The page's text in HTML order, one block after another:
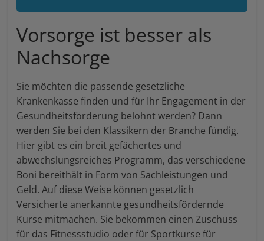
Vorsorge ist besser als
Nachsorge
Sie möchten die passende gesetzliche
Krankenkasse finden und für Ihr Engagement in der
Gesundheitsförderung belohnt werden? Dann
werden Sie bei den Klassikern der Branche fündig.
Hier gibt es ein breit gefächertes und
abwechslungsreiches Programm, das verschiedene
Boni bereithält in Form von Sachleistungen und
Geld. Auf diese Weise können gesetzlich
Versicherte anerkannte gesundheitsfördernde
Kurse mitmachen. Sie bekommen einen Zuschuss
für das Fitnessstudio oder für Sportkurse für